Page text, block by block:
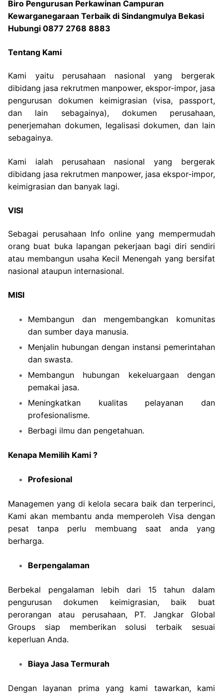
Biro Pengurusan Perkawinan Campuran
Kewarganegaraan Terbaik di Sindangmulya Bekasi
Hubungi 0877 2768 8883
Tentang Kami
Kami yaitu perusahaan nasional yang bergerak
dibidang jasa rekrutmen manpower, ekspor-impor, jasa
pengurusan dokumen keimigrasian (visa, passport,
dan lain sebagainya), dokumen perusahaan,
penerjemahan dokumen, legalisasi dokumen, dan lain
sebagainya.
Kami ialah perusahaan nasional yang bergerak
dibidang jasa rekrutmen manpower, jasa ekspor-impor,
keimigrasian dan banyak lagi.
VISI
Sebagai perusahaan Info online yang mempermudah
orang buat buka lapangan pekerjaan bagi diri sendiri
atau membangun usaha Kecil Menengah yang bersifat
nasional ataupun internasional.
MISI
Membangun dan mengembangkan komunitas
dan sumber daya manusia.
Menjalin hubungan dengan instansi pemerintahan
dan swasta.
Membangun hubungan kekeluargaan dengan
pemakai jasa.
Meningkatkan kualitas pelayanan dan
profesionalisme.
Berbagi ilmu dan pengetahuan.
Kenapa Memilih Kami ?
Profesional
Managemen yang di kelola secara baik dan terperinci,
Kami akan membantu anda memperoleh Visa dengan
pesat tanpa perlu membuang saat anda yang
berharga.
Berpengalaman
Berbekal pengalaman lebih dari 15 tahun dalam
pengurusan dokumen keimigrasian, baik buat
perorangan atau perusahaan, PT. Jangkar Global
Groups siap memberikan solusi terbaik sesuai
keperluan Anda.
Biaya Jasa Termurah
Dengan layanan prima yang kami tawarkan, kami